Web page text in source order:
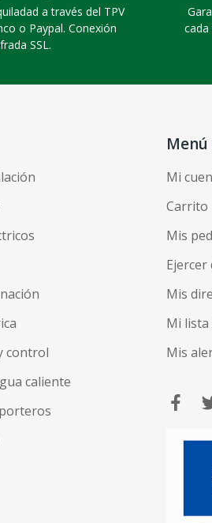
a través del TPV
o Paypal. Conexión
SSL.
control
caliente
Mi
Carrito
Mis
Mis
Mi
Mis